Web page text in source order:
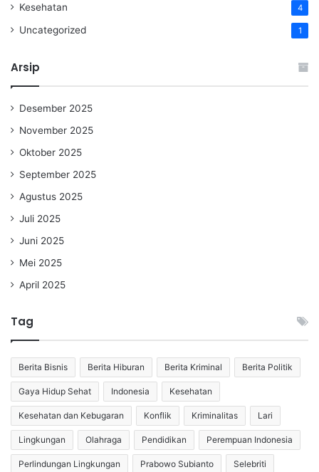
Kesehatan 4
Uncategorized 1
Arsip
Desember 2025
November 2025
Oktober 2025
September 2025
Agustus 2025
Juli 2025
Juni 2025
Mei 2025
April 2025
Tag
Berita Bisnis Berita Hiburan Berita Kriminal Berita Politik
Gaya Hidup Sehat Indonesia Kesehatan
Kesehatan dan Kebugaran Konflik Kriminalitas Lari
Lingkungan Olahraga Pendidikan Perempuan Indonesia
Perlindungan Lingkungan Prabowo Subianto Selebriti